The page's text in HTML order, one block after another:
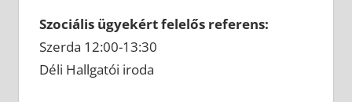
Szociális ügyekért felelős referens:
Szerda 12:00-13:30
Déli Hallgatói iroda